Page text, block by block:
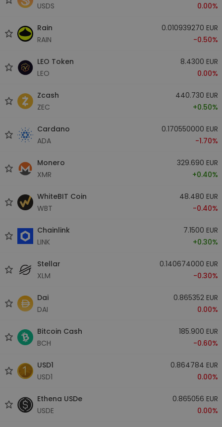
USDS
0.00%
Rain
RAIN
0.010939270 EUR
-0.50%
LEO Token
LEO
8.4300 EUR
0.00%
Zcash
ZEC
440.730 EUR
+0.50%
Cardano
ADA
0.170550000 EUR
-1.70%
Monero
XMR
329.690 EUR
+0.40%
WhiteBIT Coin
WBT
48.480 EUR
-0.40%
Chainlink
LINK
7.1500 EUR
+0.30%
Stellar
XLM
0.140674000 EUR
-0.30%
Dai
DAI
0.865352 EUR
0.00%
Bitcoin Cash
BCH
185.900 EUR
-0.60%
USD1
USD1
0.864784 EUR
0.00%
Ethena USDe
USDE
0.865056 EUR
0.00%